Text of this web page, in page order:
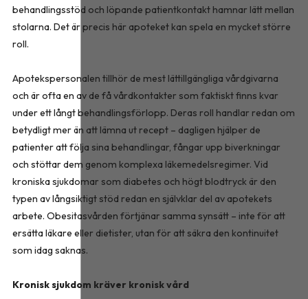
behandlingsstöd och löpande patientkontakt hamnar lätt mellan
stolarna. Det är precis här apoteket kan spela en mycket större
roll.
Apotekspersonalen tillhör de mest lättillgängliga vårdgivarna
och är ofta en av de få vårdkontakter som faktiskt finns kvar
under ett långt behandlingsförlopp. Deras roll handlar redan om
betydligt mer än att lämna ut recept – dagligen hjälper de
patienter att följa sina behandlingar, fångar upp biverkningar
och stöttar dem genom komplexa läkemedelsregimer. Vid
kroniska sjukdomar som diabetes och högt blodtryck är den
typen av långsiktigt stöd redan en självklar del av apotekets
arbete. Obesitasvården förtjänar samma synsätt – inte för att
ersätta läkare eller dietister, utan för att säkra den kontinuitet
som idag saknas.
Kronisk sjukdom kräver kronisk vård